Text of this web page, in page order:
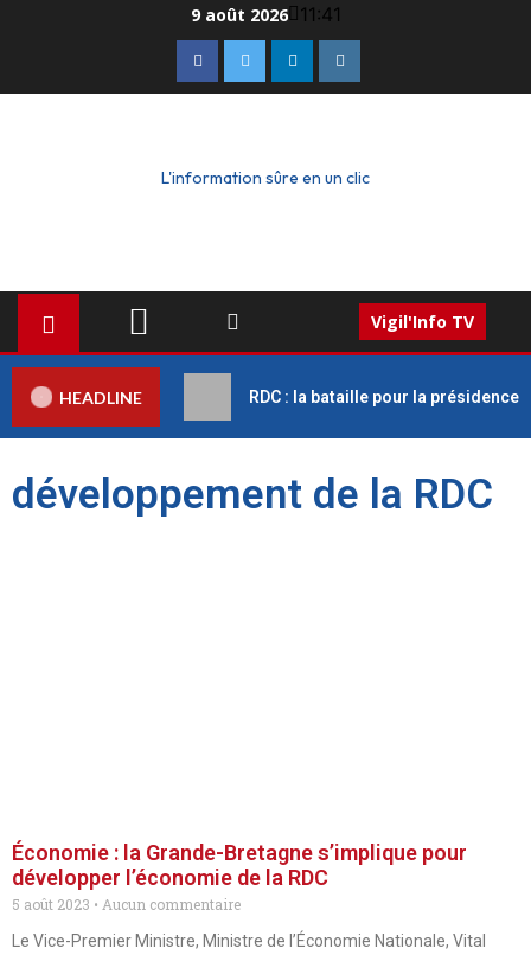
9 août 2026 11:41
L'information sûre en un clic
Vigil'Info TV
HEADLINE RDC : la bataille pour la présidence
développement de la RDC
Économie : la Grande-Bretagne s’implique pour
développer l’économie de la RDC
5 août 2023
Aucun commentaire
Le Vice-Premier Ministre, Ministre de l’Économie Nationale, Vital